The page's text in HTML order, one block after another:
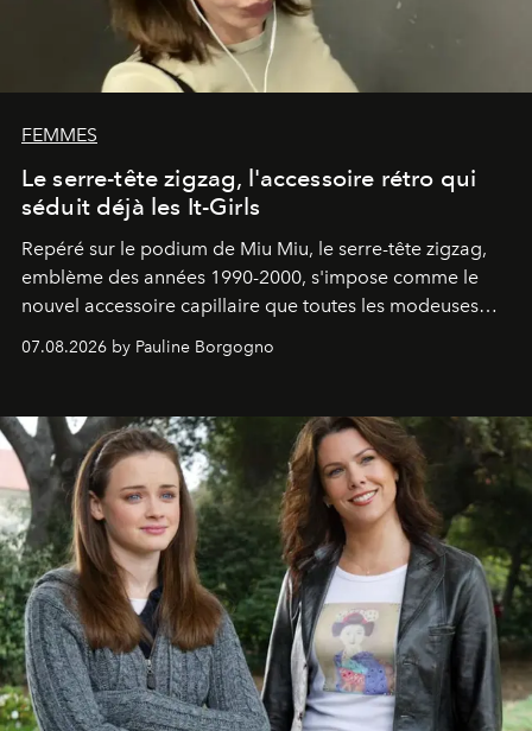
FEMMES
Le serre-tête zigzag, l'accessoire rétro qui
séduit déjà les It-Girls
Repéré sur le podium de Miu Miu, le serre-tête zigzag,
emblème des années 1990-2000, s'impose comme le
nouvel accessoire capillaire que toutes les modeuses
07.08.2026 by Pauline Borgogno